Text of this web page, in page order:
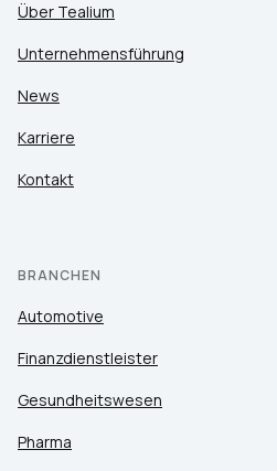
Über Tealium
Unternehmensführung
News
Karriere
Kontakt
BRANCHEN
Automotive
Finanzdienstleister
Gesundheitswesen
Pharma